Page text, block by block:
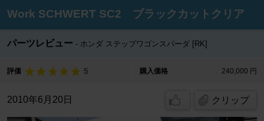
Work SCHWERT SC2 ブラックカットクリア
パーツレビュー ホンダ ステップワゴンスパーダ [RK]
評価 5 購入価格 240,000 円
2010年6月20日 クリップ